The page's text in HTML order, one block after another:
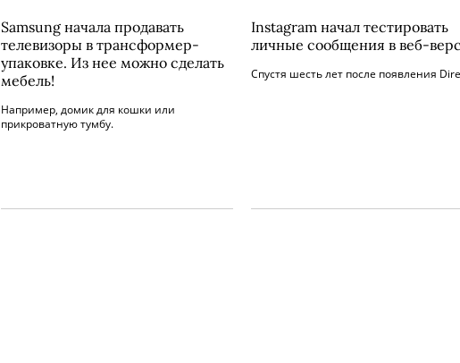
Samsung начала продавать
телевизоры в трансформер-
упаковке. Из нее можно сделать
мебель!
Например, домик для кошки или
прикроватную тумбу.
Instagram начал тестировать
личные сообщения в веб-
Спустя шесть лет после появления